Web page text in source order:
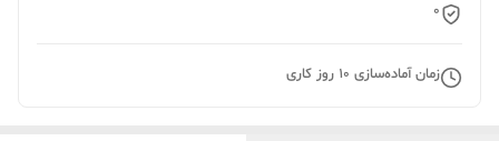
0
زمان آماده‌سازی 10 روز کاری